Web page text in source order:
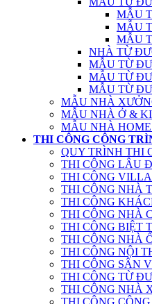
MẪU
MẪU
MẪU
NHÀ TỪ
MẪU TỪ
MẪU TỪ
MẪU TỪ
MẪU NHÀ
MẪU NHÀ Ở &
MẪU NHÀ
THI CÔNG CÔNG
QUY TRÌNH THI
THI CÔNG LÂU
THI CÔNG VILLA
THI CÔNG NHÀ
THI CÔNG
THI CÔNG NHÀ
THI CÔNG BIỆT
THI CÔNG NHÀ
THI CÔNG NỘI
THI CÔNG SÂN
THI CÔNG TỪ
THI CÔNG NHÀ
THI CÔNG